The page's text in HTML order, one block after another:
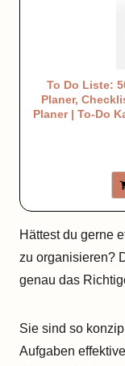
To Do Liste:
Planer,
Planer | To-Do
Hättest du gerne
zu organisieren?
genau das
Sie sind so
Aufgaben